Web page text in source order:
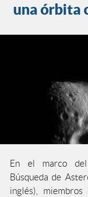
una órbita
En el marco
Búsqueda de
inglés),